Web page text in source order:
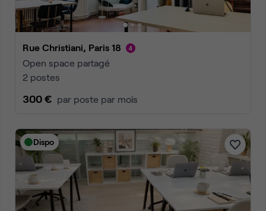
Rue Christiani, Paris 18
Open space partagé
2 postes
300 € par poste par mois
Dispo